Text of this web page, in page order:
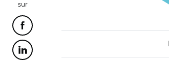
sur
Partager cette page sur Facebook
Partager cette page sur Linkedin